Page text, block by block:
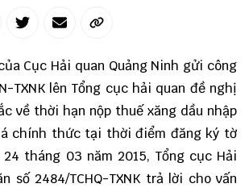
Cục Hải quan Quảng Ninh gửi công
TXNKlên Tổng cục hải quan đề nghị
về thời hạn nộp thuế xăng dầu nhập
chính thức tại thời điểm đăng ký tờ
24 tháng 03 năm 2015, Tổng cục Hải
số 2484/TCHQ-TXNK trả lời cho vấn